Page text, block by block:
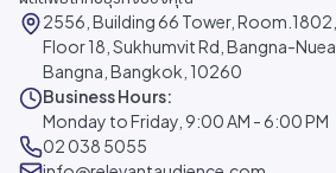
2556, Building 66 Tower, Room.1802,
Floor 18, Sukhumvit Rd, Bangna-Nuea,
Bangna, Bangkok, 10260
Business Hours:
Monday to Friday, 9:00 AM - 6:00 PM
02 038 5055